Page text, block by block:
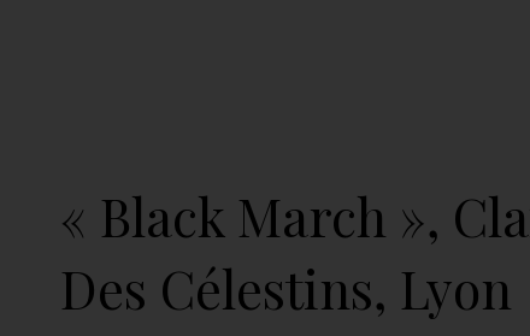
« Black March »,
Des Célestins, Lyon